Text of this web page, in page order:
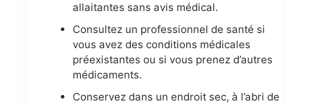
allaitantes sans avis médical.
Consultez un professionnel de santé si
vous avez des conditions médicales
préexistantes ou si vous prenez d’autres
médicaments.
Conservez dans un endroit sec, à l’abri de